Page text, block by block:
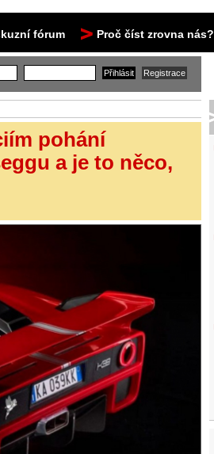
fórum Proč číst zrovna nás?
pohání
a je to něco,